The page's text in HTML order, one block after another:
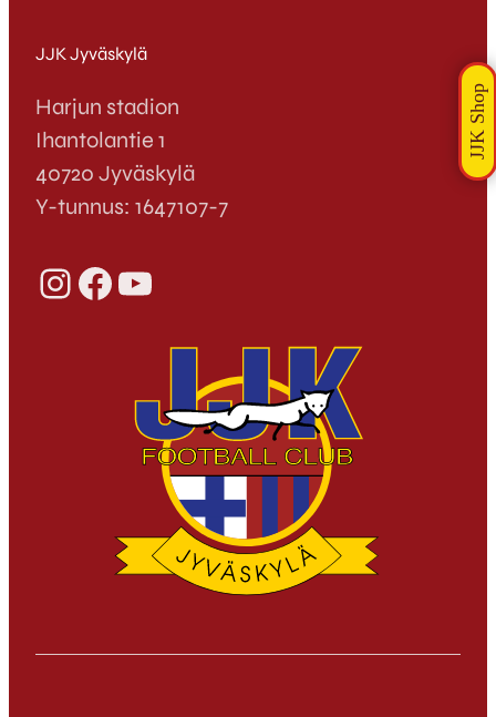
JJK Jyväskylä
Harjun stadion
Ihantolantie 1
40720 Jyväskylä
Y-tunnus: 1647107-7
InstagramFacebook YouTube